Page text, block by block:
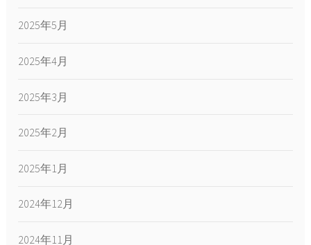
2025年5月
2025年4月
2025年3月
2025年2月
2025年1月
2024年12月
2024年11月